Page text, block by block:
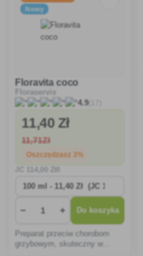
Nowy
Floravita coco
Floraservis
4.9(17)
11,40 Zł
11,71Zł
Oszczędzasz 3%
− + Do koszyka
Preparat przeciw chorobom
grzybowym, skuteczny w